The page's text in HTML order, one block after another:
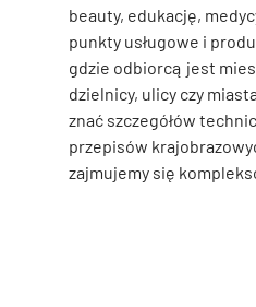
beauty, edukację,
punkty usługowe i
gdzie odbiorcą jest
dzielnicy, ulicy czy
znać szczegółów
przepisów
zajmujemy się